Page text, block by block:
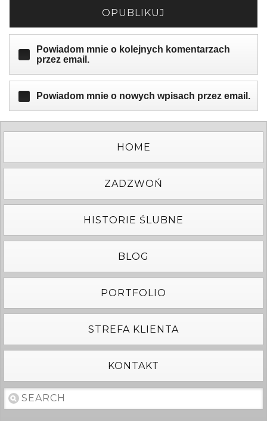
OPUBLIKUJ
Powiadom mnie o kolejnych komentarzach
przez email.
Powiadom mnie o nowych wpisach przez email.
HOME
ZADZWOŃ
HISTORIE ŚLUBNE
BLOG
PORTFOLIO
STREFA KLIENTA
KONTAKT